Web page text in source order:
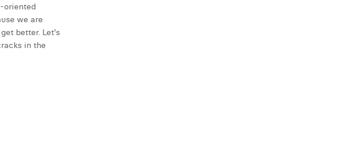
oriented
we are
better. Let's
in the